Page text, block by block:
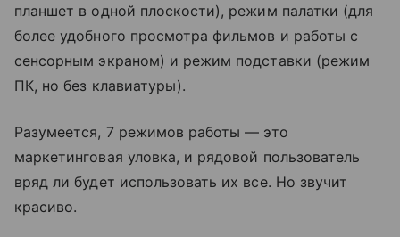
планшет в одной плоскости), режим палатки (для
более удобного просмотра фильмов и работы с
сенсорным экраном) и режим подставки (режим
ПК, но без клавиатуры).
Разумеется, 7 режимов работы — это
маркетинговая уловка, и рядовой пользователь
вряд ли будет использовать их все. Но звучит
красиво.